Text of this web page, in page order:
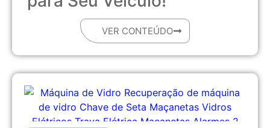
VER CONTEÚDO